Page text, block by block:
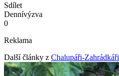
Sdílet
Dennívýzva
0
Reklama
Další články z Chalupáři-Zahrádkáři